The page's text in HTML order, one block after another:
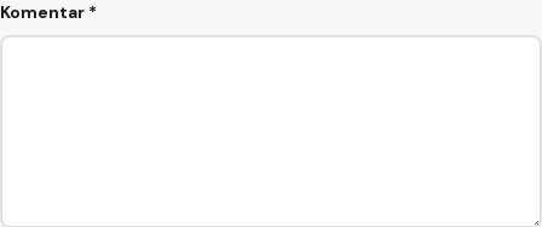
Komentar *